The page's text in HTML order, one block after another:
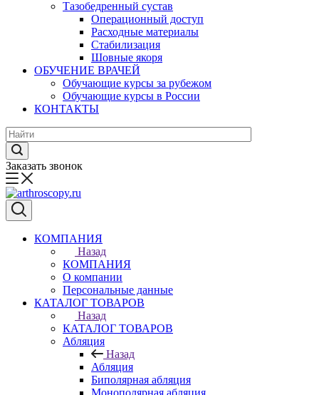
Тазобедренный сустав
Операционный доступ
Расходные материалы
Стабилизация
Шовные якоря
ОБУЧЕНИЕ ВРАЧЕЙ
Обучающие курсы за рубежом
Обучающие курсы в России
КОНТАКТЫ
Заказать звонок
КОМПАНИЯ
Назад
КОМПАНИЯ
О компании
Персональные данные
КАТАЛОГ ТОВАРОВ
Назад
КАТАЛОГ ТОВАРОВ
Абляция
Назад
Абляция
Биполярная абляция
Монополярная абляция